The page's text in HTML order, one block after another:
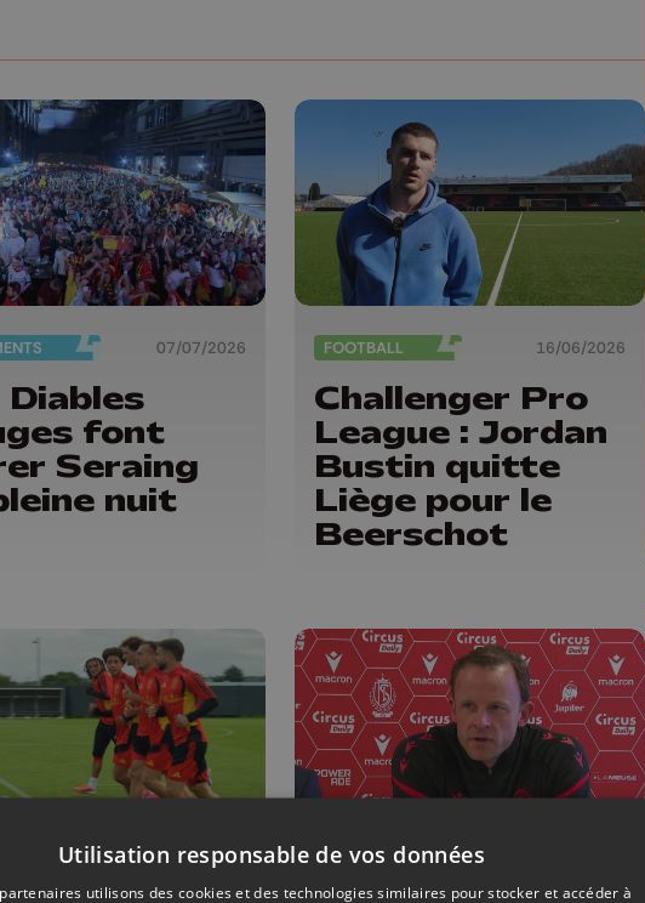
07/07/2026
Diables
font
Seraing
nuit
FOOTBALL 16/06/2026
Challenger Pro
League : Jordan
Bustin quitte
Liège pour le
Beerschot
Utilisation responsable de vos données
utilisons des cookies et des technologies similaires pour stocker et accéder à